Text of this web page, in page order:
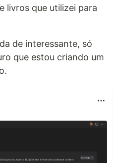
livros que utilizei para
de interessante, só
que estou criando um